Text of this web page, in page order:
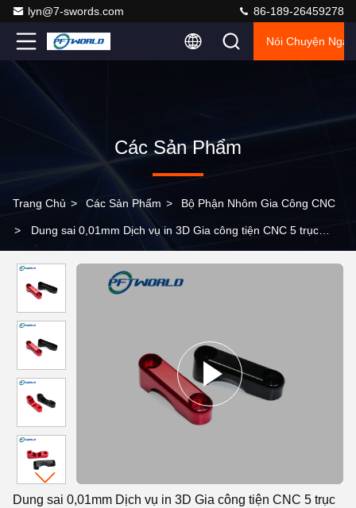
lyn@7-swords.com 86-189-26459278
Nói Chuyện Ngay
Các Sản Phẩm
Trang Chủ > Các Sản Phẩm > Bộ Phận Nhôm Gia Công CNC
> Dung sai 0,01mm Dịch vụ in 3D Gia công tiện CNC 5 trục
Dung sai 0,01mm Dịch vụ in 3D Gia công tiện CNC 5 trục